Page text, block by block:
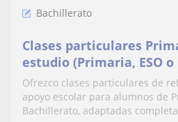
Bachillerato
Clases particulares
estudio (Primaria, ESO
Ofrezco clases particulares de
apoyo escolar para alumnos de
Bachillerato, adaptadas